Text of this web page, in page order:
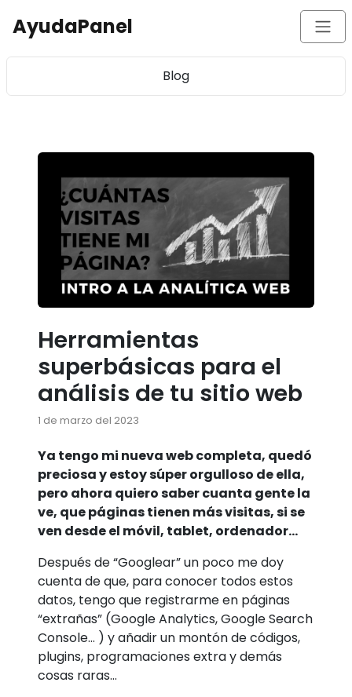
AyudaPanel
Blog
Herramientas
superbásicas para el
análisis de tu sitio web
1 de marzo del 2023
Ya tengo mi nueva web completa, quedó
preciosa y estoy súper orgulloso de ella,
pero ahora quiero saber cuanta gente la
ve, que páginas tienen más visitas, si se
ven desde el móvil, tablet, ordenador…
Después de “Googlear” un poco me doy
cuenta de que, para conocer todos estos
datos, tengo que registrarme en páginas
“extrañas” (Google Analytics, Google Search
Console… ) y añadir un montón de códigos,
plugins, programaciones extra y demás
cosas raras…